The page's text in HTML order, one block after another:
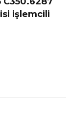
işlemcili